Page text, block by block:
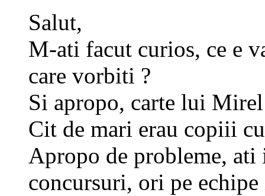
Salut,
M-ati facut curios, ce e
care vorbiti ?
Si apropo, carte lui
Cit de mari erau copiii
Apropo de probleme, ati
concursuri, ori pe